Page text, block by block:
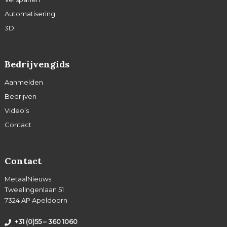
Automatisering
3D
Bedrijvengids
Aanmelden
Bedrijven
Video’s
Contact
Contact
MetaalNieuws
Tweelingenlaan 51
7324 AP Apeldoorn
+31 (0)55 – 360 1060